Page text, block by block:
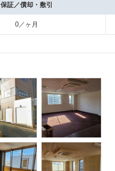
保証／償却・敷引
0／ヶ月